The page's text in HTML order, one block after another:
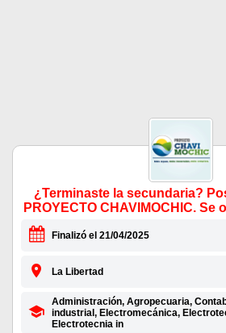
¿Terminaste la secundaria?
PROYECTO CHAVIMOCHIC. Se
Finalizó el 21/04/2025
La Libertad
Administración, Agropecuaria,
industrial, Electromecánica,
Electrotecnia in